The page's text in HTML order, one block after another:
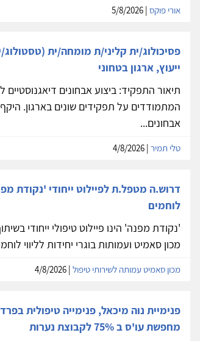
אורי פוקס
פסיכולוג/ית קליני/ת מומחה/ית
ייעוץ, ארגון בטחוני
תיאור התפקיד: ביצוע אבחונים דיאגנוסטיים
אבחונים...
טלי תמיר
דרוש.ה מטפל.ת לפיילוט ייחודי 'נקודת
לוחמים
'נקודת מפנה' הינו פיילוט טיפולי ייחודי
מכון סאמיט ועמותות בוגרי יחידות לליווי
מכון סאמיט עמותה לשירותי טיפול
פנימיית נוה מיכאל, פנימייה טיפולית
מחפשת עו'ס ב 75% לקבוצת נערות